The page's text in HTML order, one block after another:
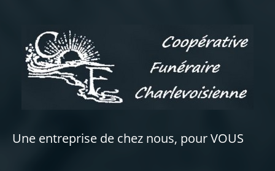
Une entreprise de chez nous, pour VOUS